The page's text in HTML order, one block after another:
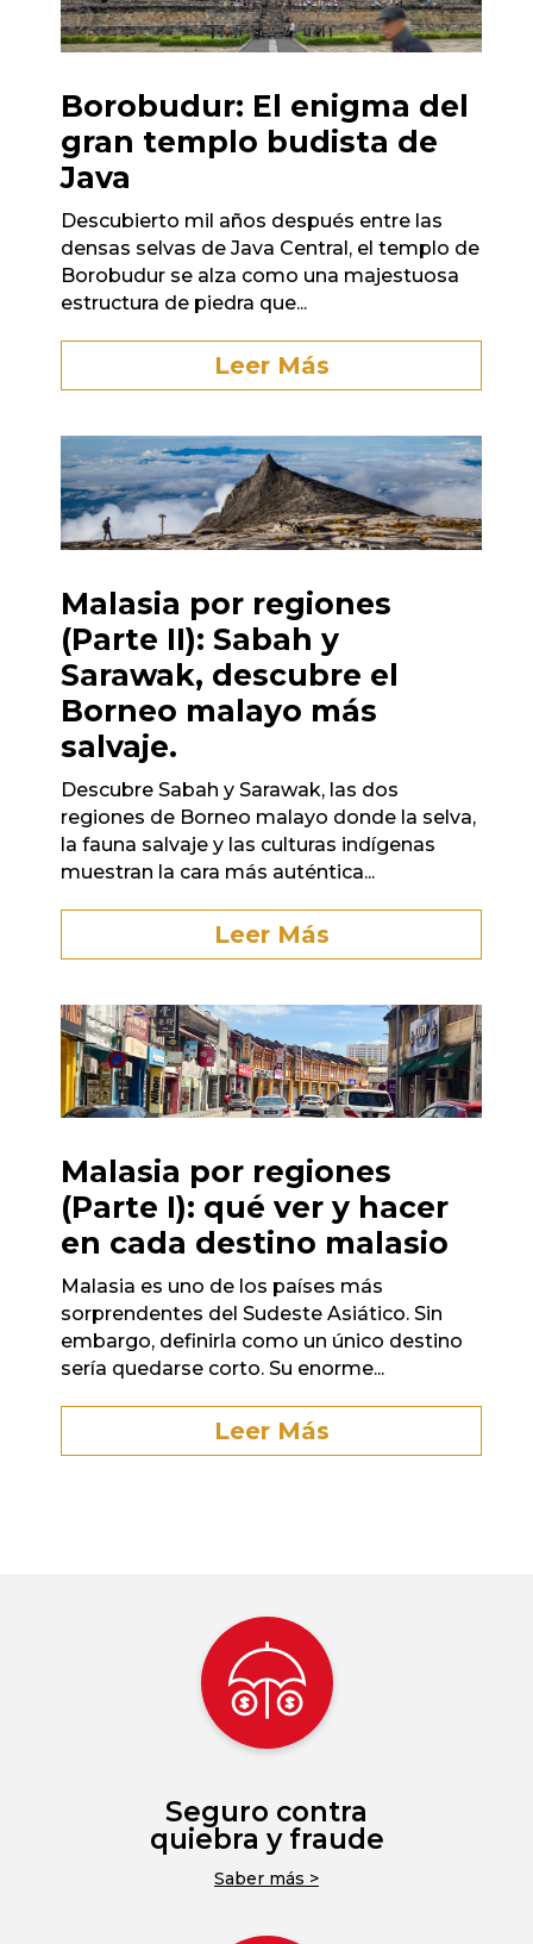
Borobudur: El enigma del
gran templo budista de
Java
Descubierto mil años después entre las
densas selvas de Java Central, el templo de
Borobudur se alza como una majestuosa
estructura de piedra que...
Leer Más
Malasia por regiones
(Parte II): Sabah y
Sarawak, descubre el
Borneo malayo más
salvaje.
Descubre Sabah y Sarawak, las dos
regiones de Borneo malayo donde la selva,
la fauna salvaje y las culturas indígenas
muestran la cara más auténtica...
Leer Más
Malasia por regiones
(Parte I): qué ver y hacer
en cada destino malasio
Malasia es uno de los países más
sorprendentes del Sudeste Asiático. Sin
embargo, definirla como un único destino
sería quedarse corto. Su enorme...
Leer Más
Seguro contra
quiebra y fraude
Saber más >